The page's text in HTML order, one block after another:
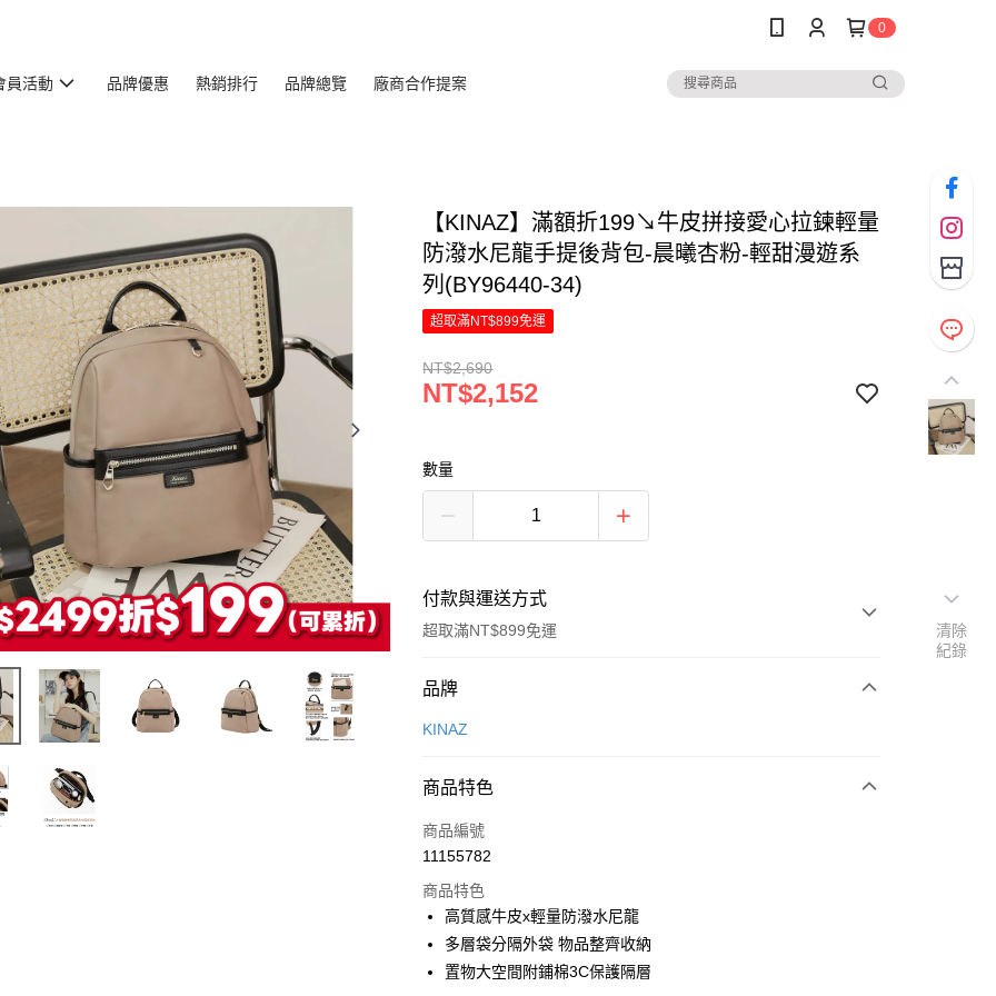
0
員活動 品牌優惠 熱銷排行 品牌總覽 廠商合作提案
【KINAZ】滿額折199↘牛皮拼接愛心拉鍊輕量
防潑水尼龍手提後背包-晨曦杏粉-輕甜漫遊系
列(BY96440-34)
超取滿NT$899免運
NT$2,690
NT$2,152
數量
付款與運送方式
超取滿NT$899免運
付款方式
信用卡一次付款
街口支付
悠遊付
Google Pay
全盈+PAY
品牌
KINAZ
商品特色
商品編號
11155782
商品特色
高質感牛皮x輕量防潑水尼龍
多層袋分隔外袋 物品整齊收納
置物大空間附鋪棉3C保護隔層
清除
紀錄